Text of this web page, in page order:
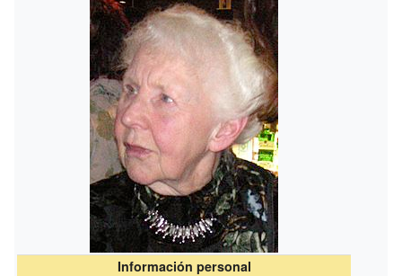
Información personal